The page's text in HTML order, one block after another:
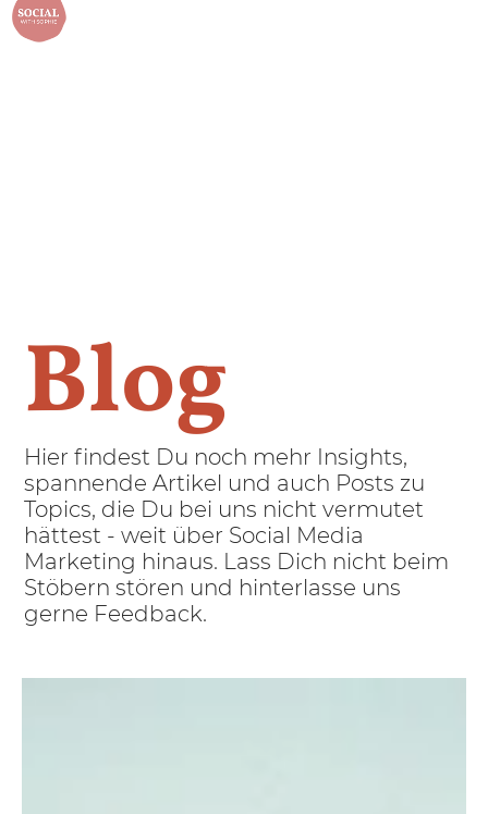
Blog
Hier findest Du noch mehr Insights,
spannende Artikel und auch Posts zu
Topics, die Du bei uns nicht vermutet
hättest - weit über Social Media
Marketing hinaus. Lass Dich nicht beim
Stöbern stören und hinterlasse uns
gerne Feedback.